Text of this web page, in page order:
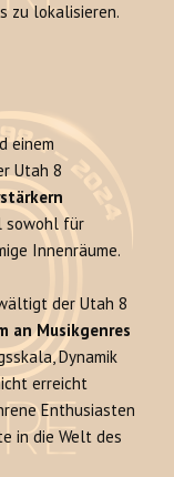
zu lokalisieren.
einem
Utah 8
sowohl für
Innenräume.
der Utah 8
an Musikgenres
Dynamik
erreicht
Enthusiasten
in die Welt des